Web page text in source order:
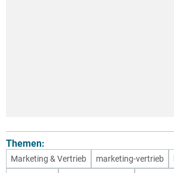
Themen:
Marketing & Vertrieb marketing-vertrieb